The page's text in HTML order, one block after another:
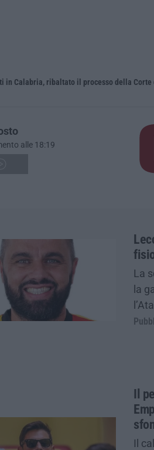
in Calabria, ribaltato il processo della
alle 18:19
La
la
Il
Il